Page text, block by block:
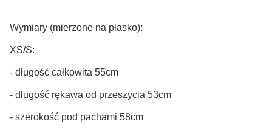
Wymiary (mierzone na płasko):
XS/S:
- długość całkowita 55cm
- długość rękawa od przeszycia 53cm
- szerokość pod pachami 58cm